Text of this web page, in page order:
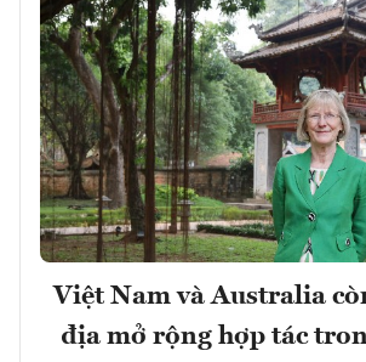
Việt Nam và Australia
địa mở rộng hợp tác